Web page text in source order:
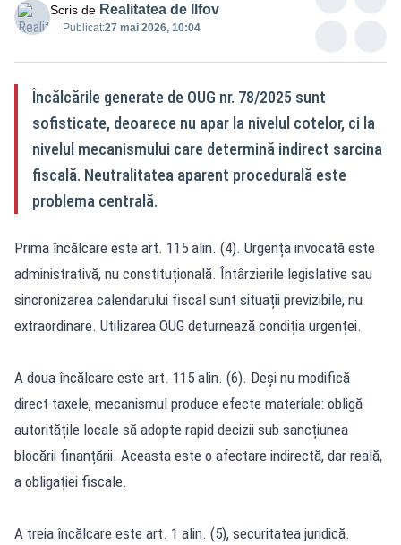
Scris de Realitatea de Ilfov
Publicat:27 mai 2026, 10:04
Încălcările generate de OUG nr. 78/2025 sunt
sofisticate, deoarece nu apar la nivelul cotelor, ci la
nivelul mecanismului care determină indirect sarcina
fiscală. Neutralitatea aparent procedurală este
problema centrală.
Prima încălcare este art. 115 alin. (4). Urgența invocată este
administrativă, nu constituțională. Întârzierile legislative sau
sincronizarea calendarului fiscal sunt situații previzibile, nu
extraordinare. Utilizarea OUG deturnează condiția urgenței.
A doua încălcare este art. 115 alin. (6). Deși nu modifică
direct taxele, mecanismul produce efecte materiale: obligă
autoritățile locale să adopte rapid decizii sub sancțiunea
blocării finanțării. Aceasta este o afectare indirectă, dar reală,
a obligației fiscale.
A treia încălcare este art. 1 alin. (5), securitatea juridică.